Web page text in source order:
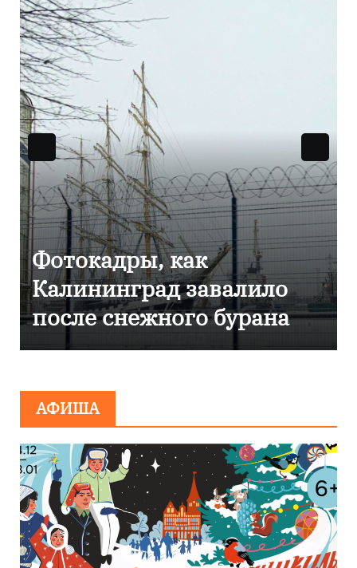
Фоторепортаж как в
Калининграде
эвакуировали ТЦ из-за
сообщения о
АФИША